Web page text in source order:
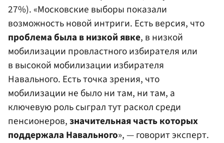
27%). «Московские выборы показали
возможность новой интриги. Есть версия, что
проблема была в низкой явке, в низкой
мобилизации провластного избирателя или
в высокой мобилизации избирателя
Навального. Есть точка зрения, что
мобилизации не было ни там, ни там, а
ключевую роль сыграл тут раскол среди
пенсионеров,значительная часть которых
поддержала Навального», — говорит эксперт.